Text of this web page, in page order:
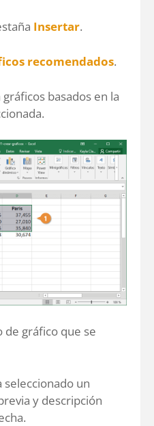
Insertar.
recomendados.
basados en la
de gráfico que se
seleccionado un
y descripción